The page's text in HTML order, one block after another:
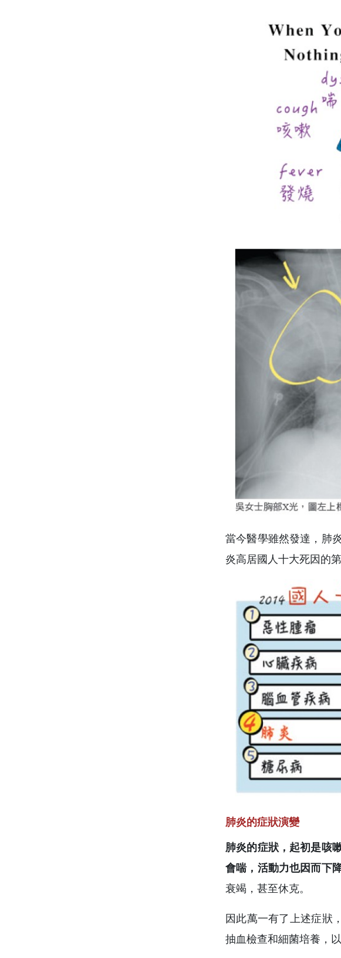
當今醫學雖然發達，肺
炎高居國人十大死因的
肺炎的症狀演變
肺炎的症狀，起初是咳
會喘，活動力也因而下
衰竭，甚至休克。
因此萬一有了上述症狀
抽血檢查和細菌培養，